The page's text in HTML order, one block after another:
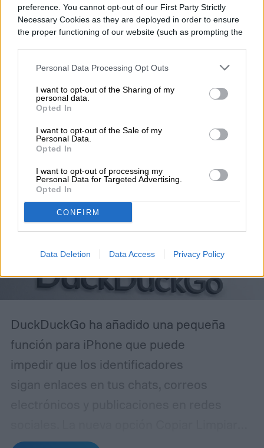
preference. You cannot opt-out of our First Party Strictly
Necessary Cookies as they are deployed in order to ensure
the proper functioning of our website (such as prompting the
Personal Data Processing Opt Outs
I want to opt-out of the Sharing of my
personal data.
Opted In
I want to opt-out of the Sale of my
Personal Data.
Opted In
I want to opt-out of processing my
Personal Data for Targeted Advertising.
Opted In
CONFIRM
Data Deletion Data Access Privacy Policy
APPLE
DuckDuckGo ahora
quiere dar más
privacidad aún a los
iPhones
DuckDuckGo ha añadido una pequeña
función para iPhone que puede
impedir que los identificadores
sigan enlaces en tus chats, correos
Enlace del navegador elimina parámetros